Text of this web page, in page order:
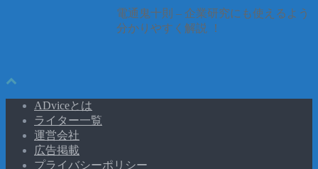
電通鬼十則 – 企業研究にも使えるよう
分かりやすく解説 ！
ADviceとは
ライター一覧
運営会社
広告掲載
プライバシーポリシー